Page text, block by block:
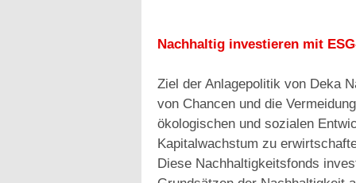
Nachhaltig investieren mit
Ziel der Anlagepolitik von Deka
von Chancen und die
ökologischen und sozialen
Kapitalwachstum zu
Diese Nachhaltigkeitsfonds